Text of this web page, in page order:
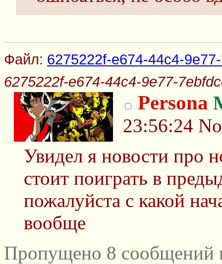
Файл: 6275222f-e674-44c4-
6275222f-e674-44c4-9e77-
Persona
23:56:24
Увидел я новости про
стоит поиграть в
пожалуйста с какой
вообще
Пропущено 8 сообщений